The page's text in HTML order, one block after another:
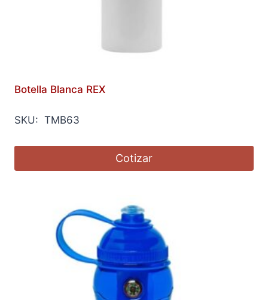
Botella Blanca REX
SKU: TMB63
Cotizar